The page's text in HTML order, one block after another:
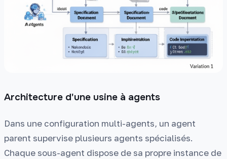
Architecture d'une usine à agents
Dans une configuration multi-agents, un agent
parent supervise plusieurs agents spécialisés.
Chaque sous-agent dispose de sa propre instance de